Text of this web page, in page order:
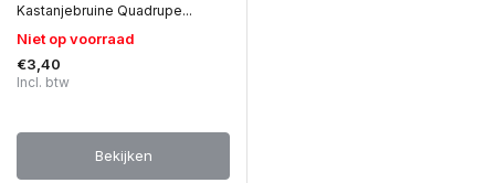
Kastanjebruine Quadrupe...
Niet op voorraad
€3,40
Incl. btw
Bekijken